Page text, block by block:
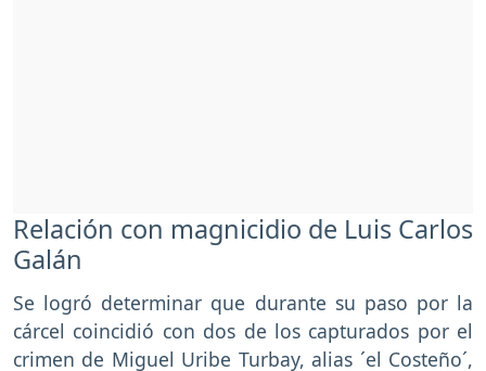
Relación con magnicidio de Luis Carlos
Galán
Se logró determinar que durante su paso por la
cárcel coincidió con dos de los capturados por el
crimen de Miguel Uribe Turbay, alias ´el Costeño´,